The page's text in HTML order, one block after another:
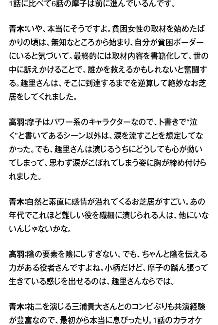
1話に比べて6話の摩子は前に進んでいるんです。
青木：いや、本当にそうですよ。貧困女性の取材を始めたば
かりの頃は、無知なところから始まり、自分が貧困ボーダー
にいると気づいて。最終的には取材内容を書籍化して、世の
中に訴えかけることで、誰かを救えるかもしれないと奮闘す
る。趣里さんは、そこに到達するまでを逆算して絶妙なお芝
居をしてくれました。
高羽：摩子はパワー系のキャラクターなので、ト書きで“泣
く”と書いてあるシーン以外は、涙を流すことを想定してな
かった。でも、趣里さんは演じるうちにどうしても心が動い
てしまって、思わず涙がこぼれてしまう姿に胸が締め付けら
れました。
青木： 自然と素直に感情が溢れてくるお芝居がすごい。あの
年代でこれほど難しい役を繊細に演じられる人は、他にいな
いんじゃないかな。
高羽： 陰の要素を陰にしすぎない、でも、ちゃんと陰を伝える
力がある役者さんですよね。小柄だけど、摩子の踏ん張って
生きている感じを出せるのは、趣里さんならでは。
青木：祐二を演じる三浦貴大さんとのコンビぶりも共演経験
が豊富なので、最初から本当に息ぴったり。1話のカラオケ